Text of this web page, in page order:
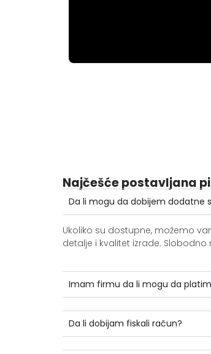
Najčešće postavljana
Da li mogu da dobijem dodatne
Ukoliko su dostupne, možemo
detalje i kvalitet izrade.
Imam firmu da li mogu da
Da li dobijam fiskali račun?